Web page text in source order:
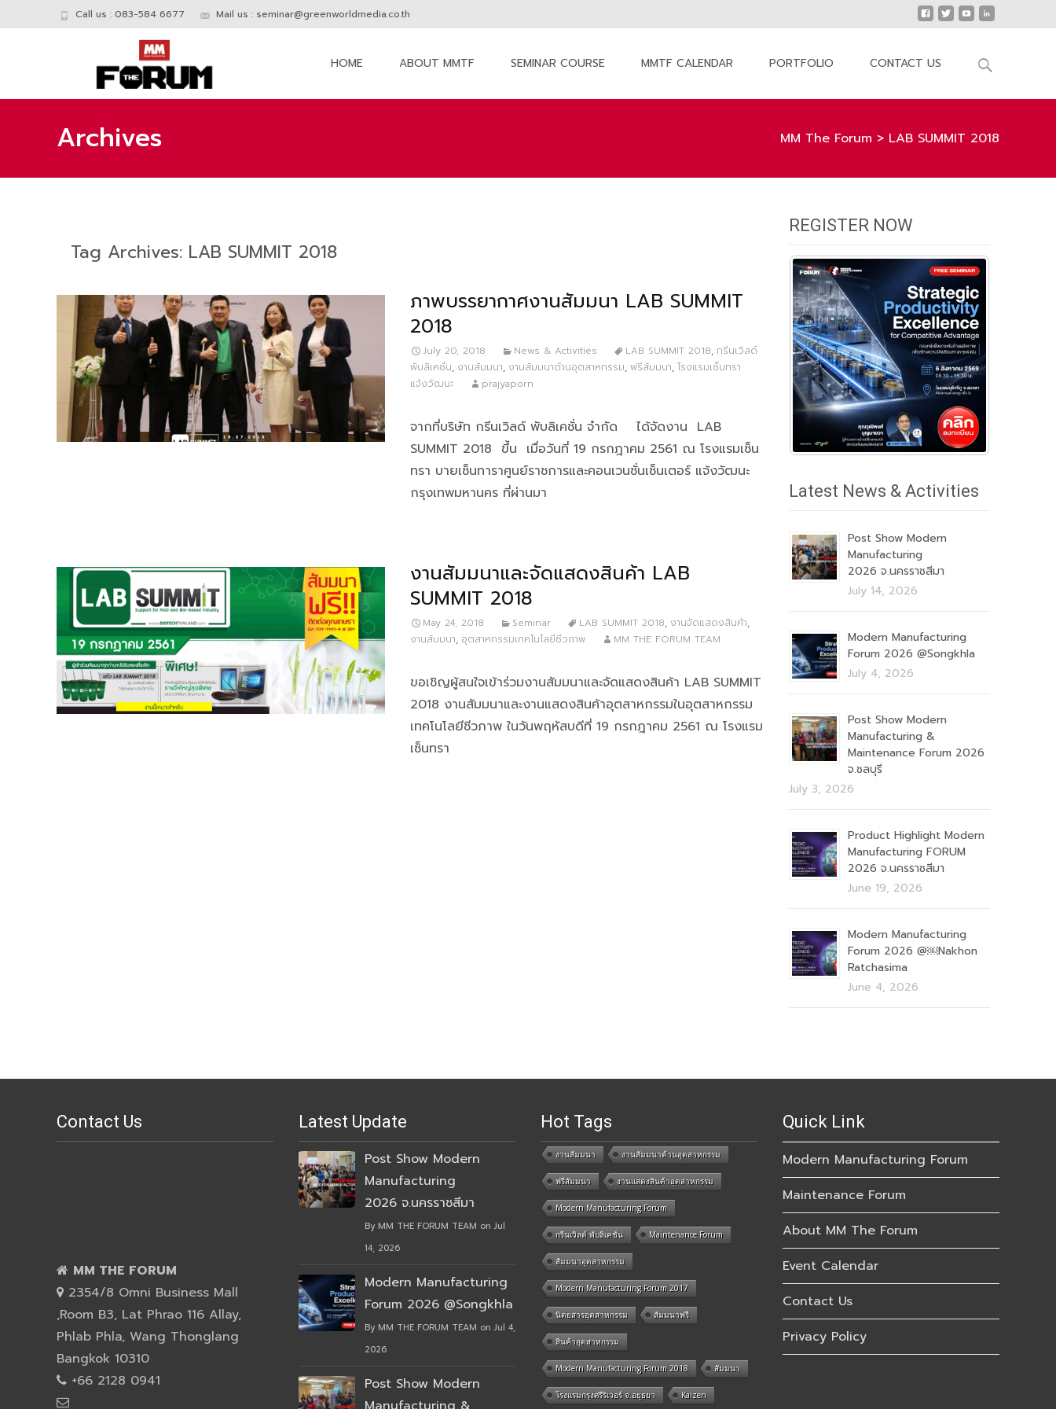
Call us : 083-584 6677 Mail us : seminar@greenworldmedia.co.th
HOME ABOUT MMTF SEMINAR COURSE MMTF CALENDAR PORTFOLIO CONTACT US
Search
Archives MM The Forum > LAB SUMMIT 2018
Tag Archives: LAB SUMMIT 2018
ภาพบรรยากาศงานสัมมนา LAB SUMMIT
2018
July 20, 2018 News & Activities LAB SUMMIT 2018, กรีนเวิลด์
พับลิเคชั่น, งานสัมมนา, งานสัมมนาด้านอุตสาหกรรม, ฟรีสัมมนา, โรงแรมเซ็นทรา
แจ้งวัฒนะ
prajyaporn
จากที่บริษัท กรีนเวิลด์ พับลิเคชั่น จำกัด ได้จัดงาน LAB
SUMMIT 2018 ขึ้น เมื่อวันที่ 19 กรกฎาคม 2561 ณ โรงแรมเซ็น
ทรา บายเซ็นทาราศูนย์ราชการและคอนเวนชั่นเซ็นเตอร์ แจ้งวัฒนะ
กรุงเทพมหานคร ที่ผ่านมา
งานสัมมนาและจัดแสดงสินค้า LAB
SUMMIT 2018
May 24, 2018 Seminar LAB SUMMIT 2018, งานจัดแสดงสินค้า,
งานสัมมนา, อุตสาหกรรมเทคโนโลยีชีวภาพ MM THE FORUM TEAM
ขอเชิญผู้สนใจเข้าร่วมงานสัมมนาและจัดแสดงสินค้า LAB SUMMIT
2018 งานสัมมนาและงานแสดงสินค้าอุตสาหกรรมในอุตสาหกรรม
เทคโนโลยีชีวภาพ ในวันพฤหัสบดีที่ 19 กรกฎาคม 2561 ณ โรงแรม
เซ็นทรา
REGISTER NOW
Latest News & Activities
Post Show Modern
Manufacturing
2026 จ.นครราชสีมา
July 14, 2026
Modern Manufacturing
Forum 2026 @Songkhla
July 4, 2026
Post Show Modern
Manufacturing &
Maintenance Forum 2026
จ.ชลบุรี
July 3, 2026
Product Highlight Modern
Manufacturing FORUM
2026 จ.นครราชสีมา
June 19, 2026
Modern Manufacturing
Forum 2026 @￼Nakhon
Ratchasima
June 4, 2026
Contact Us
MM THE FORUM
2354/8 Omni Business Mall
,Room B3, Lat Phrao 116 Allay,
Phlab Phla, Wang Thonglang
Bangkok 10310
+66 2128 0941
Latest Update
Post Show Modern
Manufacturing
2026 จ.นครราชสีมา
By MM THE FORUM TEAM on Jul
14, 2026
Modern Manufacturing
Forum 2026 @Songkhla
By MM THE FORUM TEAM on Jul 4,
2026
Post Show Modern
Hot Tags
งานสัมมนา งานสัมมนาด้านอุตสาหกรรม
ฟรีสัมมนา งานแสดงสินค้าอุตสาหกรรม
Modern Manufacturing Forum
กรีนเวิลด์ พับลิเคชั่น Maintenance Forum
สัมมนาอุตสาหกรรม
Modern Manufacturing Forum 2017
นิตยสารอุตสาหกรรม สัมมนาฟรี
สินค้าอุตสาหกรรม
Modern Manufacturing Forum 2018 สัมมนา
โรงแรมกรุงศรีริเวอร์ จ.อยุธยา Kaizen
Quick Link
Modern Manufacturing Forum
Maintenance Forum
About MM The Forum
Event Calendar
Contact Us
Privacy Policy